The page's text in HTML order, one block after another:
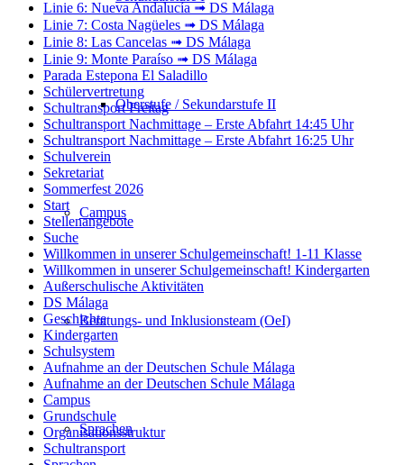
Oberstufe / Sekundarstufe II
Campus
Beratungs- und Inklusionsteam (OeI)
Sprachen
Linie 6: Nueva Andalucía ➟ DS Málaga
Linie 7: Costa Nagüeles ➟ DS Málaga
Linie 8: Las Cancelas ➟ DS Málaga
Linie 9: Monte Paraíso ➟ DS Málaga
Parada Estepona El Saladillo
Schülervertretung
Schultransport Freitag
Schultransport Nachmittage – Erste Abfahrt 14:45 Uhr
Schultransport Nachmittage – Erste Abfahrt 16:25 Uhr
Schulverein
Sekretariat
Sommerfest 2026
Start
Stellenangebote
Suche
Willkommen in unserer Schulgemeinschaft! 1-11 Klasse
Willkommen in unserer Schulgemeinschaft! Kindergarten
Außerschulische Aktivitäten
DS Málaga
Geschichte
Kindergarten
Schulsystem
Aufnahme an der Deutschen Schule Málaga
Aufnahme an der Deutschen Schule Málaga
Campus
Grundschule
Organisationsstruktur
Schultransport